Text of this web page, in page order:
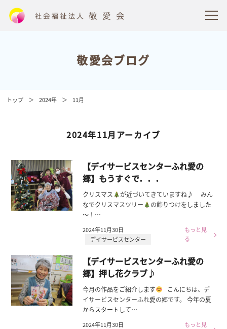
敬愛会ブログ
トップ 2024年 11月
2024年11月アーカイブ
【デイサービスセンターふれ愛の
郷】もうすぐで．．．
クリスマス
が近づいてきていますね♪ みん
なでクリスマスツリー
の飾りつけをしました
～！…
2024年11月30日
デイサービスセンター
もっと見
る
【デイサービスセンターふれ愛の
郷】押し花クラブ♪
今月の作品をご紹介します
こんにちは、デ
イサービスセンターふれ愛の郷です。 今年の夏
からスタートして…
2024年11月30日
もっと見